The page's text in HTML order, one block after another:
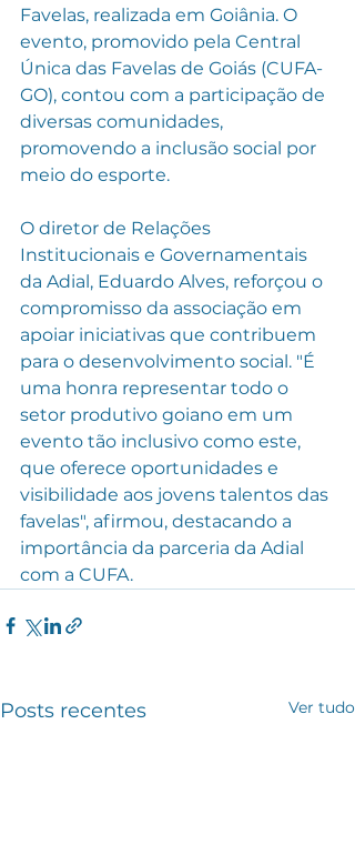
Favelas, realizada em Goiânia. O
evento, promovido pela Central
Única das Favelas de Goiás (CUFA-
GO), contou com a participação de
diversas comunidades,
promovendo a inclusão social por
meio do esporte.
O diretor de Relações
Institucionais e Governamentais
da Adial, Eduardo Alves, reforçou o
compromisso da associação em
apoiar iniciativas que contribuem
para o desenvolvimento social. "É
uma honra representar todo o
setor produtivo goiano em um
evento tão inclusivo como este,
que oferece oportunidades e
visibilidade aos jovens talentos das
favelas", afirmou, destacando a
importância da parceria da Adial
com a CUFA.
Posts recentes Ver tudo